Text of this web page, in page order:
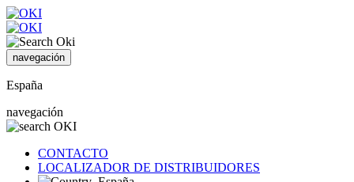
navegación
España
navegación
CONTACTO
LOCALIZADOR DE DISTRIBUIDORES